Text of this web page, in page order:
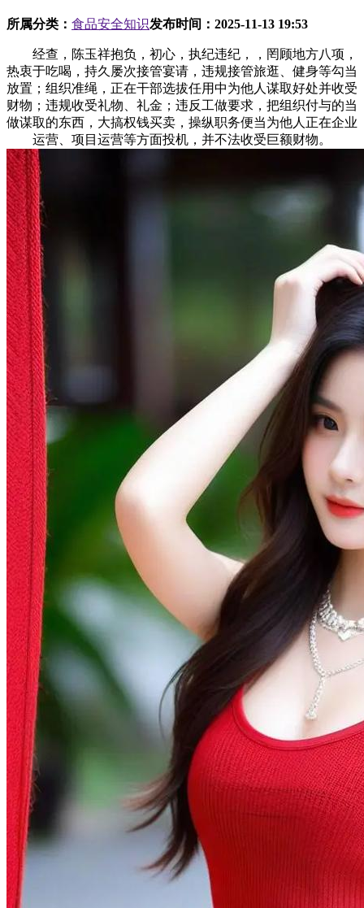
所属分类： 食品安全知识发布时间： 2025-11-13 19:53
经查，陈玉祥抱负，初心，执纪违纪，，罔顾地方八项，
热衷于吃喝，持久屡次接管宴请，违规接管旅逛、健身等勾当
放置；组织准绳，正在干部选拔任用中为他人谋取好处并收受
财物；违规收受礼物、礼金；违反工做要求，把组织付与的当
做谋取的东西，大搞权钱买卖，操纵职务便当为他人正在企业
运营、项目运营等方面投机，并不法收受巨额财物。